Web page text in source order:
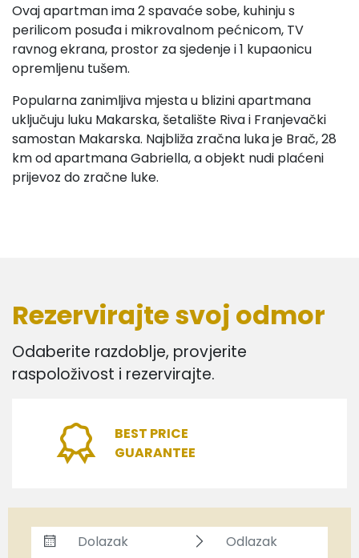
Ovaj apartman ima 2 spavaće sobe, kuhinju s
perilicom posuđa i mikrovalnom pećnicom, TV
ravnog ekrana, prostor za sjedenje i 1 kupaonicu
opremljenu tušem.
Popularna zanimljiva mjesta u blizini apartmana
uključuju luku Makarska, šetalište Riva i Franjevački
samostan Makarska. Najbliža zračna luka je Brač, 28
km od apartmana Gabriella, a objekt nudi plaćeni
prijevoz do zračne luke.
Rezervirajte svoj odmor
Odaberite razdoblje, provjerite
raspoloživost i rezervirajte.
BEST PRICE
GUARANTEE